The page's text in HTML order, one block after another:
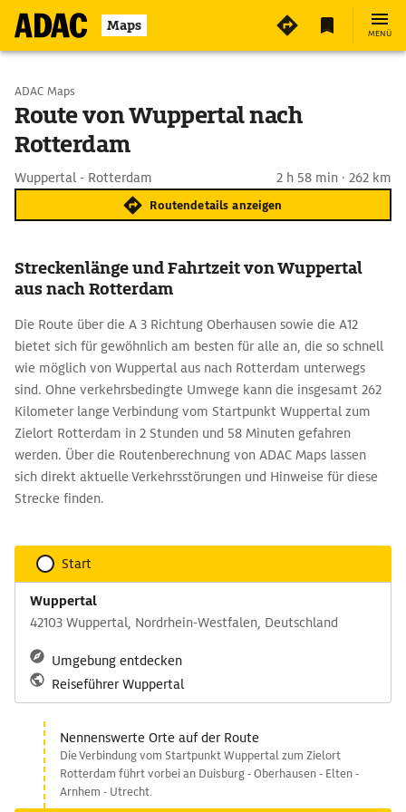
Maps MENÜ
Start wählen
Ziel eingeben
ADAC Maps
Route von Wuppertal nach
Rotterdam
Wuppertal - Rotterdam 2 h 58 min · 262 km
Routendetails anzeigen
Streckenlänge und Fahrtzeit von Wuppertal
aus nach Rotterdam
Die Route über die A 3 Richtung Oberhausen sowie die A12
bietet sich für gewöhnlich am besten für alle an, die so schnell
wie möglich von Wuppertal aus nach Rotterdam unterwegs
sind. Ohne verkehrsbedingte Umwege kann die insgesamt 262
Kilometer lange Verbindung vom Startpunkt Wuppertal zum
Zielort Rotterdam in 2 Stunden und 58 Minuten gefahren
werden. Über die Routenberechnung von ADAC Maps lassen
sich direkt aktuelle Verkehrsstörungen und Hinweise für diese
Strecke finden.
Start
Wuppertal
42103 Wuppertal, Nordrhein-Westfalen, Deutschland
Umgebung entdecken
Reiseführer Wuppertal
Nennenswerte Orte auf der Route
Die Verbindung vom Startpunkt Wuppertal zum Zielort
Rotterdam führt vorbei an Duisburg - Oberhausen - Elten -
Arnhem - Utrecht.